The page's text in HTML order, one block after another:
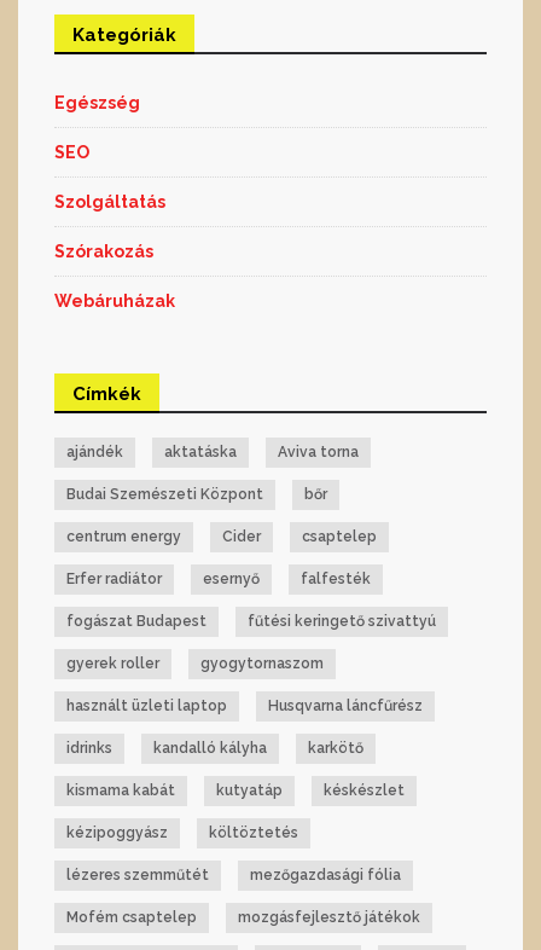
Kategóriák
Egészség
SEO
Szolgáltatás
Szórakozás
Webáruházak
Címkék
ajándék aktatáska Aviva torna
Budai Szemészeti Központ bőr
centrum energy Cider csaptelep
Erfer radiátor esernyő falfesték
fogászat Budapest fűtési keringető szivattyú
gyerek roller gyogytornaszom
használt üzleti laptop Husqvarna láncfűrész
idrinks kandalló kályha karkötő
kismama kabát kutyatáp késkészlet
kézipoggyász költöztetés
lézeres szemműtét mezőgazdasági fólia
Mofém csaptelep mozgásfejlesztő játékok